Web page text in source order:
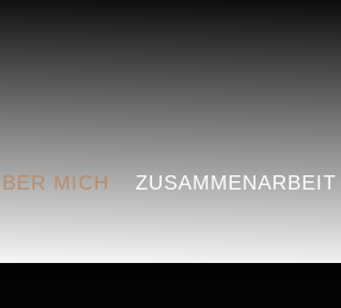
MICH ZUSAMMENARBEIT